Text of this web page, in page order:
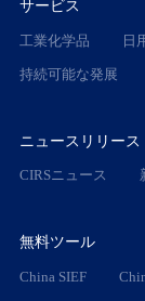
サービス
工業化学品 日
持続可能な発展
ニュースリリース
CIRSニュース
無料ツール
China SIEF